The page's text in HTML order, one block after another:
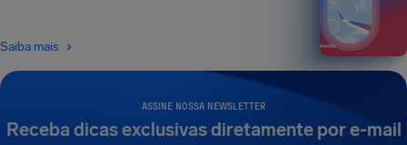
ASSINE NOSSA NEWSLETTER
Receba dicas exclusivas diretamente por e-mail
Saiba mais